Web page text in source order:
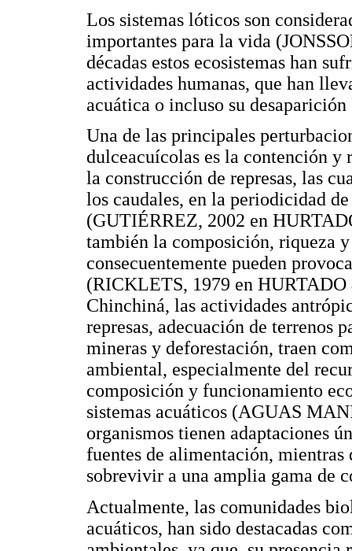
Los sistemas lóticos son
importantes para la vida
décadas estos ecosistemas han
actividades humanas, que han
acuática o incluso su
Una de las principales
dulceacuícolas es la contención y
la construcción de represas, las
los caudales, en la periodicidad
(GUTIÉRREZ, 2002 en
también la composición, riqueza
consecuentemente pueden
(RICKLETS, 1979 en HURTADO
Chinchiná, las actividades
represas, adecuación de terrenos
mineras y deforestación, traen
ambiental, especialmente del
composición y funcionamiento
sistemas acuáticos (AGUAS
organismos tienen adaptaciones
fuentes de alimentación, mientras
sobrevivir a una amplia gama de
Actualmente, las comunidades
acuáticos, han sido destacadas